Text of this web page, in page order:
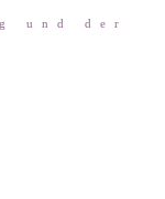
und der